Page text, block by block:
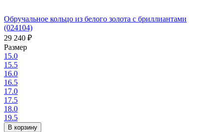
Обручальное кольцо из белого золота с бриллиантами
(024104)
29 240 ₽
Размер
15.0
15.5
16.0
16.5
17.0
17.5
18.0
19.5
В корзину